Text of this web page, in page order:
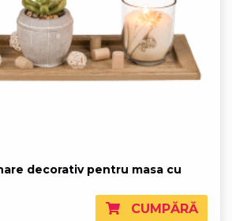
decorativ pentru masa cu
CUMPĂRĂ